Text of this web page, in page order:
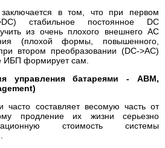
в том, что при первом
стабильное постоянное DC
из очень плохого внешнего AC
(плохой формы, повышенного,
втором преобразовании (DC->AC)
ИБП формирует сам.
управления батареями - ABM,
часто составляет весомую часть от
продление их жизни серьезно
стоимость системы